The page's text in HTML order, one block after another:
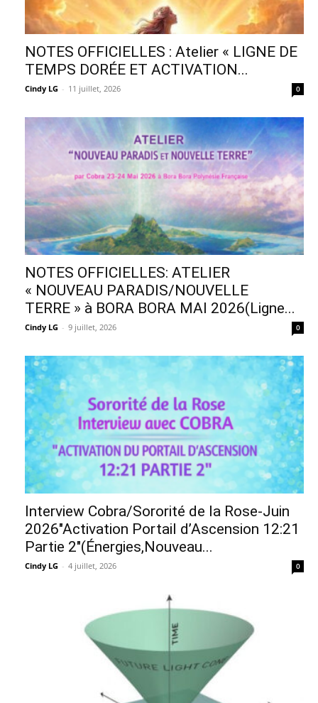
NOTES OFFICIELLES : Atelier « LIGNE DE
TEMPS DORÉE ET ACTIVATION...
Cindy LG - 11 juillet, 2026 0
NOTES OFFICIELLES: ATELIER
« NOUVEAU PARADIS/NOUVELLE
TERRE » à BORA BORA MAI 2026(Ligne...
Cindy LG - 9 juillet, 2026 0
Interview Cobra/Sororité de la Rose-Juin
2026″Activation Portail d’Ascension 12:21
Partie 2″(Énergies,Nouveau...
Cindy LG - 4 juillet, 2026 0